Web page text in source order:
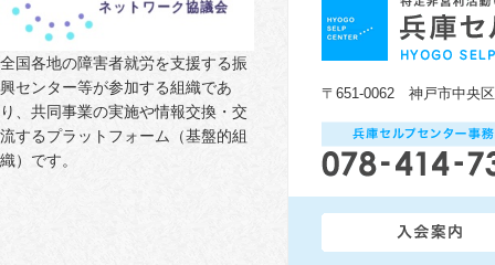
〒651-0062 神戸市中央
全国各地の障害者就労を支援する振
興センター等が参加する組織であ
り、共同事業の実施や情報交換・交
流するプラットフォーム（基盤的組
織）です。